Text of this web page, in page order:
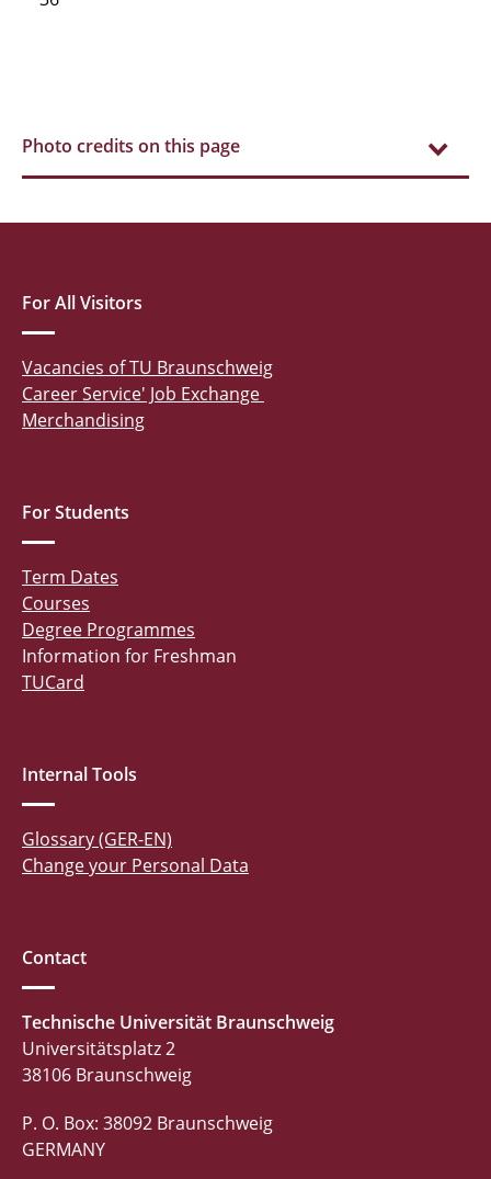
Photo credits on this page
For All Visitors
Vacancies of TU Braunschweig
Career Service' Job Exchange
Merchandising
For Students
Term Dates
Courses
Degree Programmes
Information for Freshman
TUCard
Internal Tools
Glossary (GER-EN)
Change your Personal Data
Contact
Technische Universität Braunschweig
Universitätsplatz 2
38106 Braunschweig
P. O. Box: 38092 Braunschweig
GERMANY